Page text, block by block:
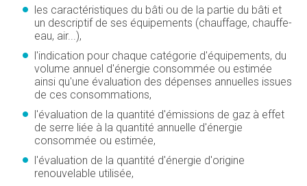
les caractéristiques du bâti ou de la partie du bâti et
un descriptif de ses équipements (chauffage, chauffe-
eau, air...),
l'indication pour chaque catégorie d'équipements, du
volume annuel d'énergie consommée ou estimée
ainsi qu'une évaluation des dépenses annuelles issues
de ces consommations,
l'évaluation de la quantité d'émissions de gaz à effet
de serre liée à la quantité annuelle d'énergie
consommée ou estimée,
l'évaluation de la quantité d'énergie d'origine
renouvelable utilisée,